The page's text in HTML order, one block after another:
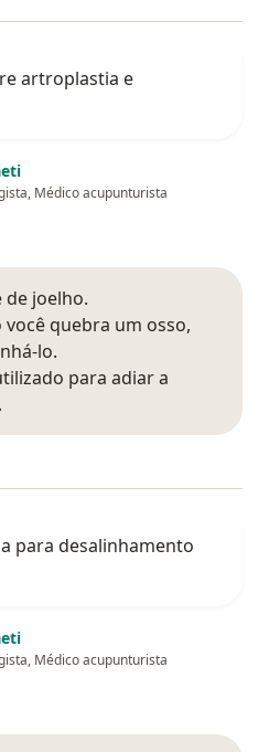
artroplastia e
Médico acupunturista
joelho.
quebra um osso,
lo.
para adiar a
para desalinhamento
Médico acupunturista